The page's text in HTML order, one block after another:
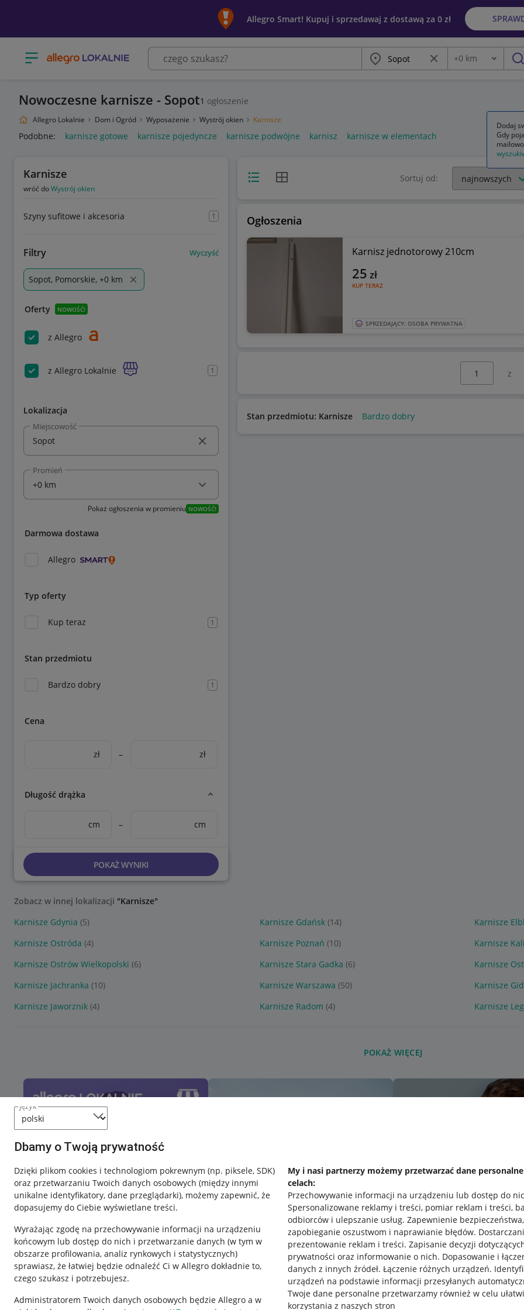
język
Dbamy o Twoją prywatność
Dzięki plikom cookies i technologiom pokrewnym (np. piksele, SDK)
oraz przetwarzaniu Twoich danych osobowych (między innymi
unikalne identyfikatory, dane przeglądarki), możemy zapewnić, że
dopasujemy do Ciebie wyświetlane treści.
Wyrażając zgodę na przechowywanie informacji na urządzeniu
końcowym lub dostęp do nich i przetwarzanie danych (w tym w
obszarze profilowania, analiz rynkowych i statystycznych)
sprawiasz, że łatwiej będzie odnaleźć Ci w Allegro dokładnie to,
czego szukasz i potrzebujesz.
Administratorem Twoich danych osobowych będzie Allegro a w
My i nasi partnerzy możemy przetwarzać dane
celach:
Przechowywanie informacji na urządzeniu lub dostęp do
Spersonalizowane reklamy i treści, pomiar reklam i treści,
odbiorców i ulepszanie usług. Zapewnienie bezpieczeństwa,
zapobieganie oszustwom i naprawianie błędów.
prezentowanie reklam i treści. Zapisanie decyzji
prywatności oraz informowanie o nich. Dopasowanie i
danych z innych źródeł. Łączenie różnych urządzeń.
urządzeń na podstawie informacji przesyłanych
Twoje dane personalne przetwarzamy również w celu
korzystania z naszych stron
Allegro Smart! Kupuj i sprzedawaj z dostawą za 0 zł
Otwórz menu z kategoriami Miasto Wyczyść frazę
Odległość
+0 km
Nowoczesne karnisze - Sopot1 ogłoszenie
Allegro Lokalnie Dom i Ogród Wyposażenie Wystrój okien Karnisze
Podobne: karnisze gotowe karnisze pojedyncze karnisze podwójne karnisz karnisze w elementach
Karnisze
wróć doWystrój okien
Szyny sufitowe i akcesoria 1
Filtry Wyczyść
Sopot, Pomorskie, +0 km
Oferty NOWOŚĆ!
z Allegro
z Allegro Lokalnie 1
Lokalizacja
Miejscowość
Promień
Pokaż ogłoszenia w promieniu NOWOŚĆ!
Darmowa dostawa
Allegro
Typ oferty
Kup teraz 1
Stan przedmiotu
Bardzo dobry 1
Cena
zł – zł
Długość drążka
cm – cm
POKAŻ WYNIKI
Widok listyWidok siatki Sortuj od:
Ogłoszenia
Karnisz jednotorowy 210cm
KUP TERAZ
25 zł
SPRZEDAJĄCY: OSOBA PRYWATNA
z
Stan przedmiotu: Karnisze Bardzo dobry
Zobacz w innej lokalizacji "Karnisze"
Karnisze Gdynia (5) Karnisze Gdańsk (14) Karnisze
Karnisze Ostróda (4) Karnisze Poznań (10) Karnisze
Karnisze Ostrów Wielkopolski (6) Karnisze Stara Gadka (6) Karnisze
Karnisze Jachranka (10) Karnisze Warszawa (50) Karnisze
Karnisze Jaworznik (4) Karnisze Radom (4) Karnisze
POKAŻ WIĘCEJ
Przydatne informacje Pobierz aplikację
Dodaj
Gdy